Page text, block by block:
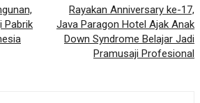
Pabrik
Rayakan Anniversary ke-17,
Java Paragon Hotel Ajak Anak
Down Syndrome Belajar Jadi
Pramusaji Profesional